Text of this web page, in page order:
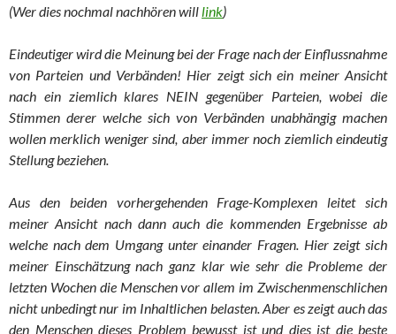
(Wer dies nochmal nachhören willlink)
Eindeutiger wird die Meinung bei der Frage nach der Einflussnahme
von Parteien und Verbänden! Hier zeigt sich ein meiner Ansicht
nach ein ziemlich klares NEIN gegenüber Parteien, wobei die
Stimmen derer welche sich von Verbänden unabhängig machen
wollen merklich weniger sind, aber immer noch ziemlich eindeutig
Stellung beziehen.
Aus den beiden vorhergehenden Frage-Komplexen leitet sich
meiner Ansicht nach dann auch die kommenden Ergebnisse ab
welche nach dem Umgang unter einander Fragen. Hier zeigt sich
meiner Einschätzung nach ganz klar wie sehr die Probleme der
letzten Wochen die Menschen vor allem im Zwischenmenschlichen
nicht unbedingt nur im Inhaltlichen belasten. Aber es zeigt auch das
den Menschen dieses Problem bewusst ist und dies ist die beste